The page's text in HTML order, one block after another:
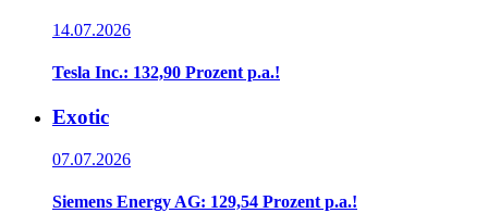
14.07.2026
Tesla Inc.: 132,90 Prozent p.a.!
Exotic
07.07.2026
Siemens Energy AG: 129,54 Prozent p.a.!